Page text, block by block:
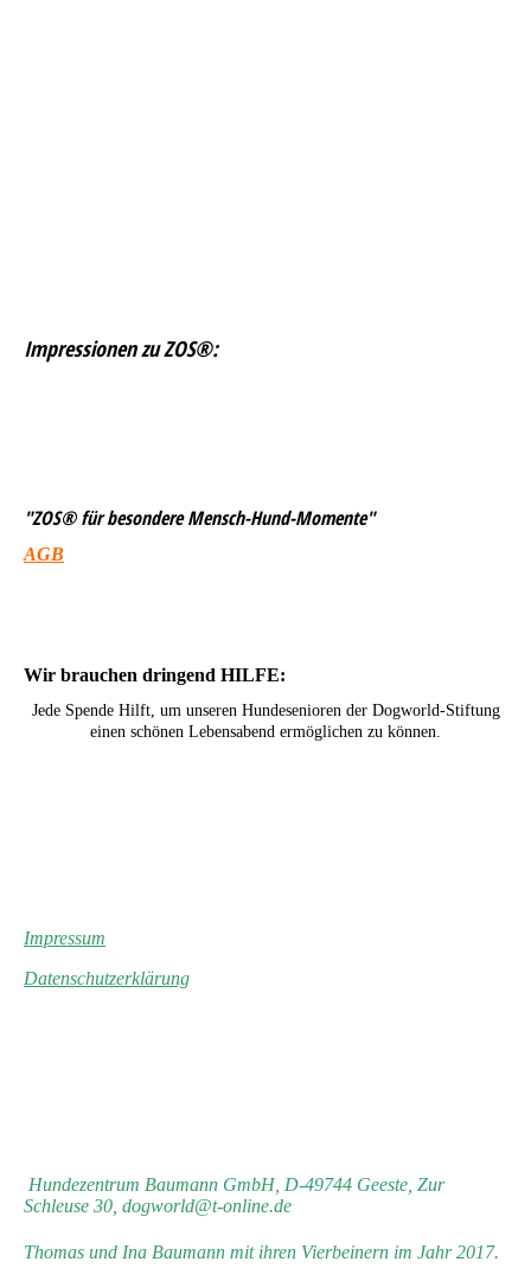
Impressionen zu ZOS®:
"ZOS® für besondere Mensch-Hund-Momente"
AGB
Wir brauchen dringend HILFE:
Jede Spende Hilft, um unseren Hundesenioren der Dogworld-Stiftung
einen schönen Lebensabend ermöglichen zu können.
Impressum
Datenschutzerklärung
Hundezentrum Baumann GmbH, D-49744 Geeste, Zur
Schleuse 30, dogworld@t-online.de
Thomas und Ina Baumann mit ihren Vierbeinern im Jahr 2017.